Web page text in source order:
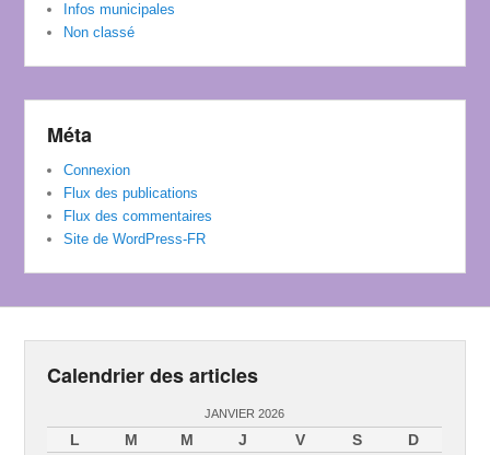
Infos municipales
Non classé
Méta
Connexion
Flux des publications
Flux des commentaires
Site de WordPress-FR
Calendrier des articles
JANVIER 2026
L M M J V S
D